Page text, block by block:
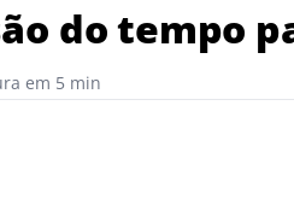
do tempo
em 5 min